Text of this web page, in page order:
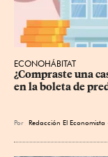
ECONOHÁBITAT
¿Compraste una
en la boleta de
Por Redacción El Economista